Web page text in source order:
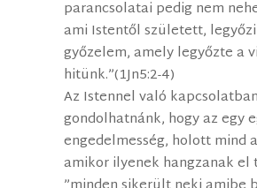
parancsolatai pedig nem
ami Istentől született,
győzelem, amely legyőzte a
hitünk.”(1Jn5:2-4)
Az Istennel való
gondolhatnánk, hogy az egy
engedelmesség, holott mind
amikor ilyenek hangzanak el